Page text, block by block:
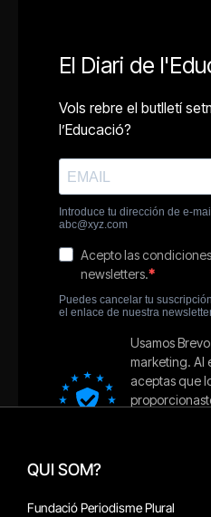
QUI SOM?
Fundació Periodisme Plural